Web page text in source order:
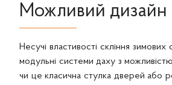
Можливий дизайн
Несучі властивості скління
модульні системи даху з
чи це класична стулка дверей або